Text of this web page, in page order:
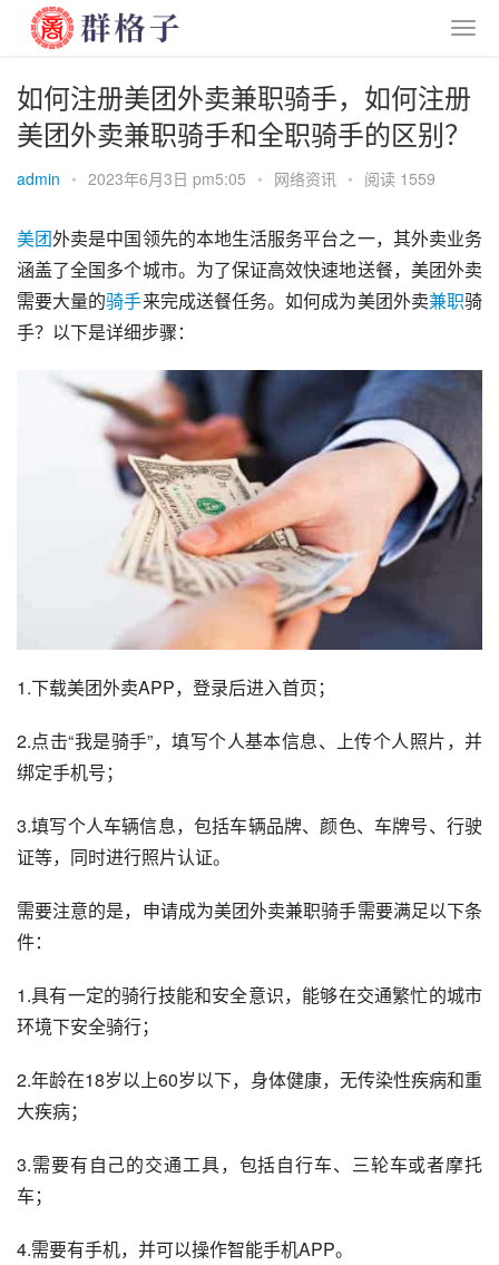
如何注册美团外卖兼职骑手，如何注册
美团外卖兼职骑手和全职骑手的区别？
admin • 2023年6月3日 pm5:05 • 网络资讯 • 阅读 1559
美团外卖是中国领先的本地生活服务平台之一，其外卖业务
涵盖了全国多个城市。为了保证高效快速地送餐，美团外卖
需要大量的骑手来完成送餐任务。如何成为美团外卖兼职骑
手？以下是详细步骤：
1.下载美团外卖APP，登录后进入首页；
2.点击“我是骑手”，填写个人基本信息、上传个人照片，并
绑定手机号；
3.填写个人车辆信息，包括车辆品牌、颜色、车牌号、行驶
证等，同时进行照片认证。
需要注意的是，申请成为美团外卖兼职骑手需要满足以下条
件：
1.具有一定的骑行技能和安全意识，能够在交通繁忙的城市
环境下安全骑行；
2.年龄在18岁以上60岁以下，身体健康，无传染性疾病和重
大疾病；
3.需要有自己的交通工具，包括自行车、三轮车或者摩托
车；
4.需要有手机，并可以操作智能手机APP。